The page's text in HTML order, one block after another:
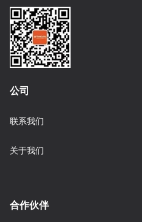
公司
联系我们
关于我们
合作伙伴